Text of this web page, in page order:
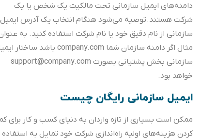
دامنه‌های ایمیل سازمانی تحت مالکیت یک شخص یا یک
شرکت هستند. توصیه می‌شود هنگام انتخاب یک آدرس ایمیل
سازمانی از نام دقیق خود یا نام شرکت استفاده کنید. به عنوان
مثال اگر دامنه سازمان شما company.com باشد ساختار ایمیل
سازمانی بخش پشتیانی بصورت support@company.com
خواهد بود.
ایمیل سازمانی رایگان چیست
ممکن است بسیاری از تازه واردان به دنیای کسب و کار برای کم
کردن هزینه‌های اولیه راه‌اندازی شرکت خود تمایل به استفاده از